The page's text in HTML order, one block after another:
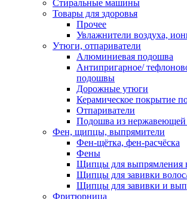
Стиральные машины
Товары для здоровья
Прочее
Увлажнители воздуха,
Утюги, отпариватели
Алюминиевая подошва
Антипригарное/
подошвы
Дорожные утюги
Керамическое покрытие
Отпариватели
Подошва из нержавеющей
Фен, щипцы, выпрямители
Фен-щётка, фен-расчёска
Фены
Щипцы для выпрямления
Щипцы для завивки
Щипцы для завивки и
Фритюрница